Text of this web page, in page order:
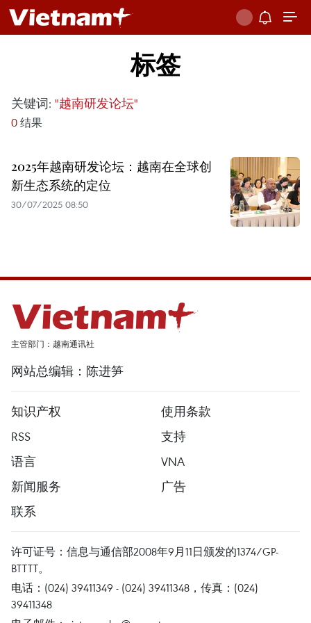
标签
关键词: "越南研发论坛"
0 结果
2025年越南研发论坛：越南在全球创
新生态系统的定位
30/07/2025 08:50
主管部门：越南通讯社
网站总编辑：陈进笋
知识产权
使用条款
RSS
支持
语言
VNA
新闻服务
广告
联系
许可证号：信息与通信部2008年9月11日颁发的1374/GP-
BTTTT。
电话：(024) 39411349 - (024) 39411348，传真：(024)
39411348